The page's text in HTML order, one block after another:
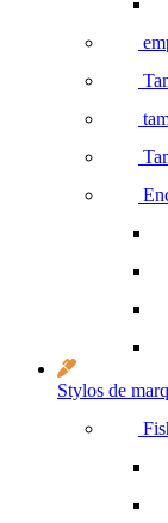
Stylos de